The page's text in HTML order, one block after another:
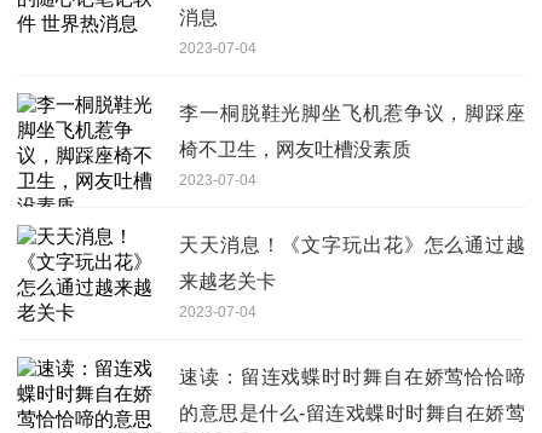
消息
2023-07-04
李一桐脱鞋光脚坐飞机惹争议，脚踩座
椅不卫生，网友吐槽没素质
2023-07-04
天天消息！《文字玩出花》怎么通过越
来越老关卡
2023-07-04
速读：留连戏蝶时时舞自在娇莺恰恰啼
的意思是什么-留连戏蝶时时舞自在娇莺